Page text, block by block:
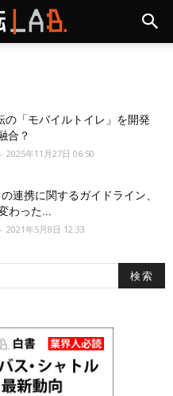
の「モバイルトイレ」を開発
合？
- 2025年11月27日 06:50
連携に関するガイドライン、
わった...
- 2021年5月8日 12:33